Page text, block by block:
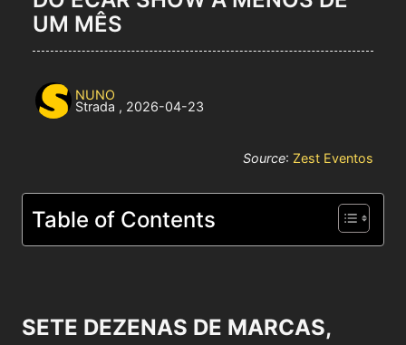
UM MÊS
NUNO
Strada , 2026-04-23
Source: Zest Eventos
Table of Contents
SETE DEZENAS DE MARCAS,